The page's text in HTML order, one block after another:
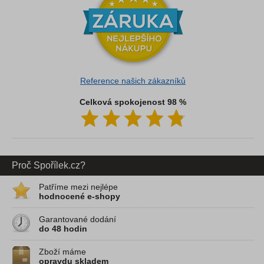
Reference našich zákazníků
Celková spokojenost 98 %
Proč Spořílek.cz?
Patříme mezi nejlépe
hodnocené e-shopy
Garantované dodání
do 48 hodin
Zboží máme
opravdu skladem